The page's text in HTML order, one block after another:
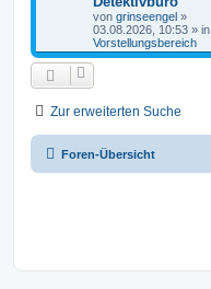
von grinseengel »
03.08.2026, 10:53 » in
Vorstellungsbereich
Zur erweiterten Suche
Foren-Übersicht